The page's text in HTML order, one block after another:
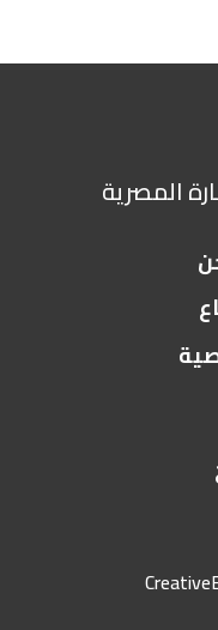
المصرية